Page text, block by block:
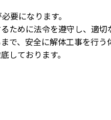
要になります。
めに法令を遵守し、適切
、安全に解体工事を行う
しております。